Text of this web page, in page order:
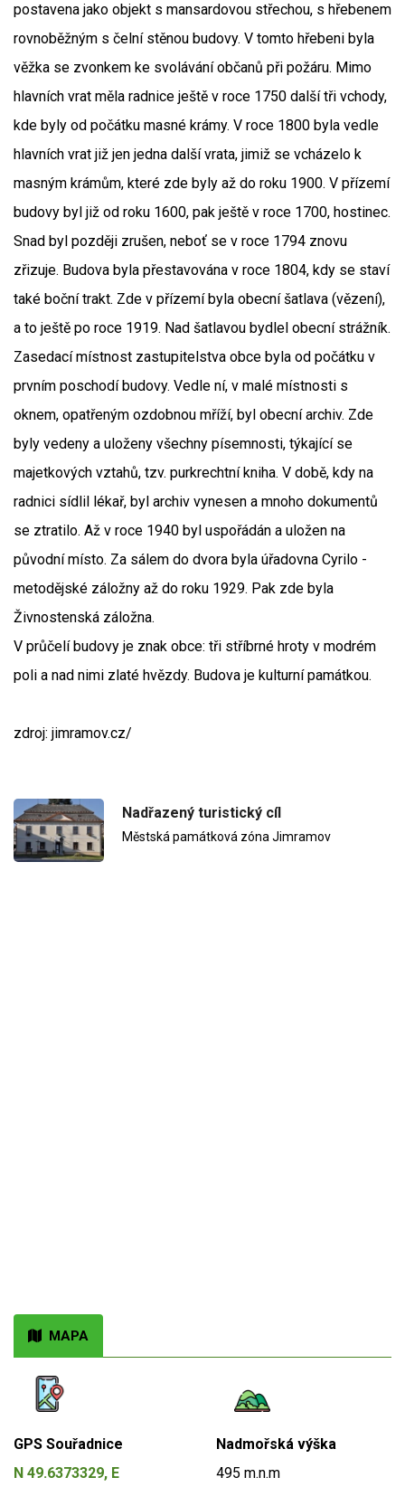
postavena jako objekt s mansardovou střechou, s hřebenem
rovnoběžným s čelní stěnou budovy. V tomto hřebeni byla
věžka se zvonkem ke svolávání občanů při požáru. Mimo
hlavních vrat měla radnice ještě v roce 1750 další tři vchody,
kde byly od počátku masné krámy. V roce 1800 byla vedle
hlavních vrat již jen jedna další vrata, jimiž se vcházelo k
masným krámům, které zde byly až do roku 1900. V přízemí
budovy byl již od roku 1600, pak ještě v roce 1700, hostinec.
Snad byl později zrušen, neboť se v roce 1794 znovu
zřizuje. Budova byla přestavována v roce 1804, kdy se staví
také boční trakt. Zde v přízemí byla obecní šatlava (vězení),
a to ještě po roce 1919. Nad šatlavou bydlel obecní strážník.
Zasedací místnost zastupitelstva obce byla od počátku v
prvním poschodí budovy. Vedle ní, v malé místnosti s
oknem, opatřeným ozdobnou mříží, byl obecní archiv. Zde
byly vedeny a uloženy všechny písemnosti, týkající se
majetkových vztahů, tzv. purkrechtní kniha. V době, kdy na
radnici sídlil lékař, byl archiv vynesen a mnoho dokumentů
se ztratilo. Až v roce 1940 byl uspořádán a uložen na
původní místo. Za sálem do dvora byla úřadovna Cyrilo -
metodějské záložny až do roku 1929. Pak zde byla
Živnostenská záložna.
V průčelí budovy je znak obce: tři stříbrné hroty v modrém
poli a nad nimi zlaté hvězdy. Budova je kulturní památkou.
zdroj: jimramov.cz/
Nadřazený turistický cíl
Městská památková zóna Jimramov
MAPA
GPS Souřadnice
N 49.6373329, E
Nadmořská výška
495 m.n.m